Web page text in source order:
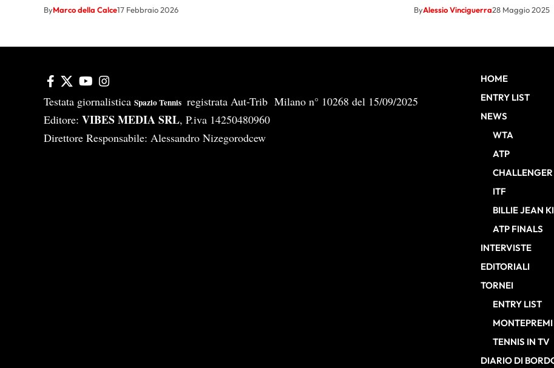
ByMarco della Calce17 Febbraio 2026 ByAlessio Vinciguerra28 Maggio 2025
Testata giornalistica Spazio Tennis registrata Aut-Trib Milano n° 10268 del 15/09/2025
Editore: VIBES MEDIA SRL, P.iva 14250480960
Direttore Responsabile: Alessandro Nizegorodcew
HOME
ENTRY LIST
NEWS
WTA
ATP
CHALLENGER
ITF
BILLIE JEAN
ATP FINALS
INTERVISTE
EDITORIALI
TORNEI
ENTRY LIST
TENNIS IN TV
DIARIO DI